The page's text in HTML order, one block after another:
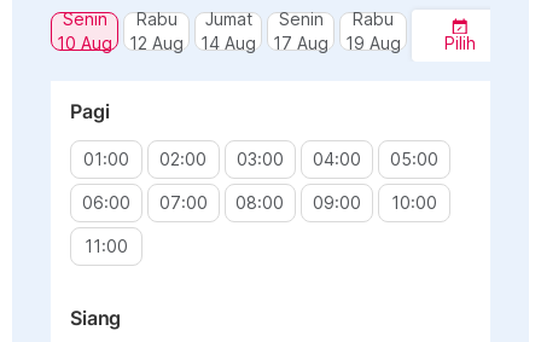
Senin
10 Aug
Rabu
12 Aug
Jumat
14 Aug
Senin
17 Aug
Rabu
19 Aug
Pilih
Pagi
01:00 02:00 03:00 04:00 05:00
06:00 07:00 08:00 09:00 10:00
11:00
Siang